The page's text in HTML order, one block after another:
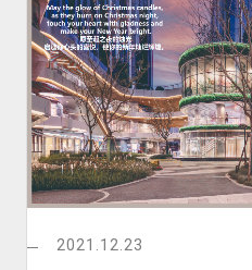
2021.12.23